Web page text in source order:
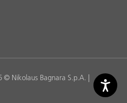
Nikolaus Bagnara S.p.A. |